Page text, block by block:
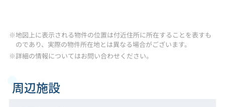
※地図上に表示される物件の位置は付近住所に所在することを表すも
のであり、実際の物件所在地とは異なる場合がございます。
※詳細の情報についてはお問い合わせください。
周辺施設